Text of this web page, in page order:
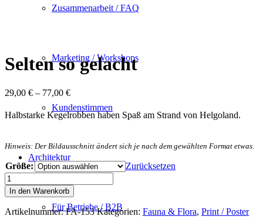
Zusammenarbeit / FAQ
Marketing / Workshops
Kundenstimmen
Architektur
Für Betriebe / B2B
Selten so gelacht
29,00 € – 77,00 €
Halbstarke Kegelrobben haben Spaß am Strand von Helgoland.
Hinweis: Der Bildausschnitt ändert sich je nach dem gewählten Format etwas.
Größe:
Zurücksetzen
Selten
so
gelacht
Menge
In den Warenkorb
Artikelnummer:FA-153 Kategorien: Fauna & Flora, Print / Poster